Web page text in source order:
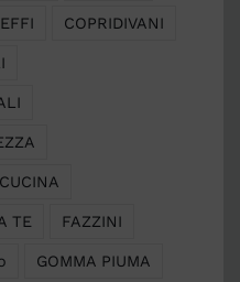
COPRIDIVANI
CUCINA
TE FAZZINI
GOMMA PIUMA